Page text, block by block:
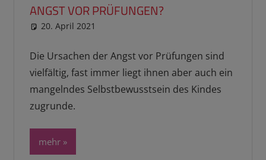
ANGST VOR PRÜFUNGEN?
20. April 2021
Die Ursachen der Angst vor Prüfungen sind
vielfältig, fast immer liegt ihnen aber auch ein
mangelndes Selbstbewusstsein des Kindes
zugrunde.
mehr